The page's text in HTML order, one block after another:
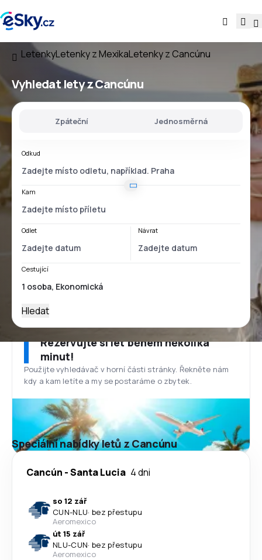
LetenkyLetenky z MexikaLetenky z Cancúnu
Vyhledat letyz Cancúnu
Zpáteční Jednosměrná
Odkud
Kam
Odlet Návrat
Cestující
Hledat
Rezervujte si let během několika
minut!
Použijte vyhledávač v horní části stránky. Řekněte nám
kdy a kam letíte a my se postaráme o zbytek.
Speciální nabídky letů z Cancúnu
Cancún -Santa Lucia 4 dni
so 12 zář
CUN-NLU· bez přestupu
Aeromexico
út 15 zář
NLU-CUN· bez přestupu
Aeromexico